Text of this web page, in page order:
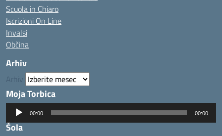
Scuola in Chiaro
Iscrizioni On Line
Invalsi
Občina
Arhiv
Arhiv
Moja Torbica
Predvajalnik
zvoka
00:00 00:00
Šola